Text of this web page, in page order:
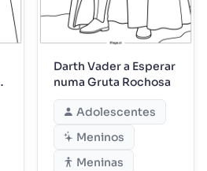
Darth Vader a Esperar
numa Gruta Rochosa
Adolescentes
Meninos
Meninas